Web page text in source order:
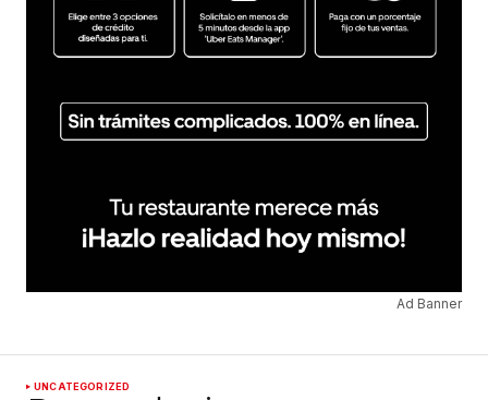
Ad Banner
UNCATEGORIZED